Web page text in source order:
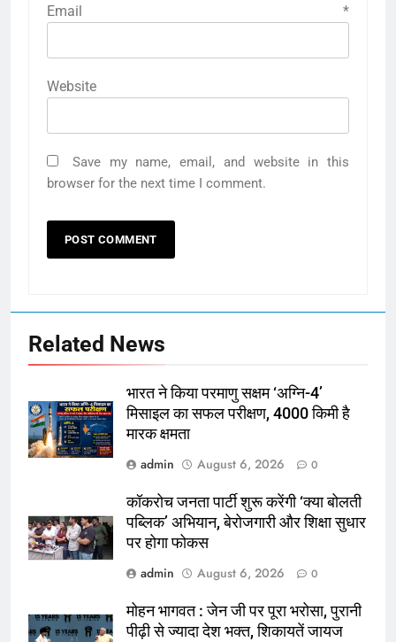
Email *
Website
Save my name, email, and website in this
browser for the next time I comment.
Related News
भारत ने किया परमाणु सक्षम ‘अग्नि-4’
मिसाइल का सफल परीक्षण, 4000 किमी है
मारक क्षमता
admin
August 6, 2026 0
कॉकरोच जनता पार्टी शुरू करेंगी ‘क्या बोलती
पब्लिक’ अभियान, बेरोजगारी और शिक्षा सुधार
पर होगा फोकस
admin
August 6, 2026 0
मोहन भागवत : जेन जी पर पूरा भरोसा, पुरानी
पीढ़ी से ज्यादा देश भक्त, शिकायतें जायज